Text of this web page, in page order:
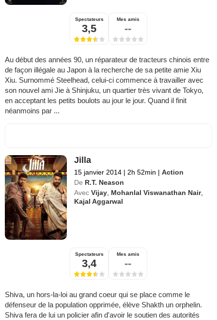
Spectateurs
3,5
Mes amis
--
Au début des années 90, un réparateur de tracteurs chinois entre
de façon illégale au Japon à la recherche de sa petite amie Xiu
Xiu. Surnommé Steelhead, celui-ci commence à travailler avec
son nouvel ami Jie à Shinjuku, un quartier très vivant de Tokyo,
en acceptant les petits boulots au jour le jour. Quand il finit
néanmoins par ...
Jilla
15 janvier 2014 | 2h 52min | Action
De R.T. Neason
Avec Vijay Mohanlal Viswanathan Nair,
Kajal Aggarwal
Spectateurs
3,4
Mes amis
--
Shiva, un hors-la-loi au grand coeur qui se place comme le
défenseur de la population opprimée, élève Shakth un orphelin.
Shiva fera de lui un policier afin d'avoir le soutien des autorités